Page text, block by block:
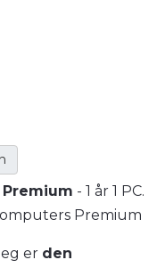
Premium - 1 år 1 PC.
Premium
er den